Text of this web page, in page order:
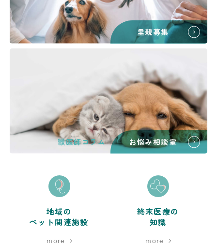
里親募集
獣医師コラム お悩み相談室
地域の
ペット関連施設
more
終末医療の
知識
more